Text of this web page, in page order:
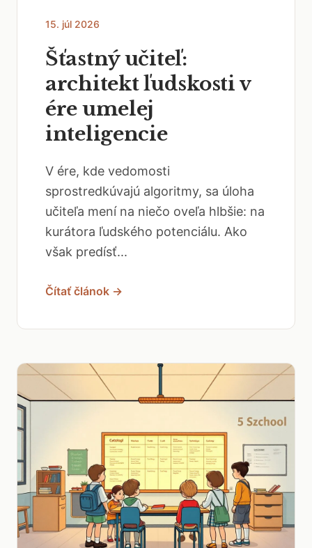
15. júl 2026
Šťastný učiteľ:
architekt ľudskosti v
ére umelej
inteligencie
V ére, kde vedomosti
sprostredkúvajú algoritmy, sa úloha
učiteľa mení na niečo oveľa hlbšie: na
kurátora ľudského potenciálu. Ako
však predísť...
Čítať článok →